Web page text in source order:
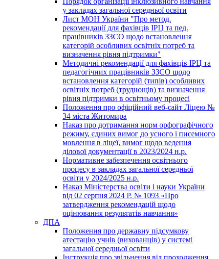
у закладах загальної середньої освіти
Лист МОН України "Про метод.
рекомендації для фахівців ІРЦ та пед.
працівників ЗЗСО щодо встановлення
категорій особливих освітніх потреб та
визначення рівня підтримки"
Методичні рекомендації для фахівців ІРЦ та
педагогічних працівників ЗЗСО щодо
встановлення категорій (типів) особливих
освітніх потреб (труднощів) та визначення
рівня підтримки в освітньому процесі
Положення про офіційний веб-сайт Ліцею №
34 міста Житомира
Наказ про дотримання норм орфографічного
режиму, єдиних вимог до усного і писемного
мовлення в ліцеї, вимог щодо ведення
ділової документації в 2023/2024 н.р.
Нормативне забезпечення освітнього
процесу в закладах загальної середньої
освіти у 2024/2025 н.р.
Наказ Міністерства освіти і науки України
від 02 серпня 2024 Р. № 1093 «Про
затвердження рекомендацій щодо
оцінювання результатів навчання»
ДПА
Положення про державну підсумкову
атестацію учнів (вихованців) у системі
загальної середньої освіти